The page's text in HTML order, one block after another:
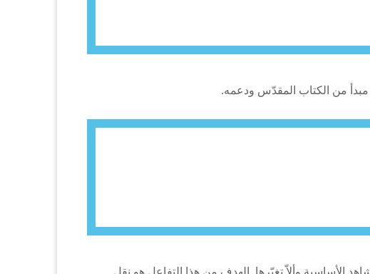
مبدأ من الكتاب المقدّس ودعمه.
الأساسية وألاّ تغيّرها. الهدف من هذا التفاعل هو نقل